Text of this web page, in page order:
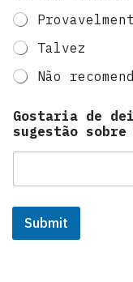
Talvez
Não
Gostaria de
sugestão
Submit